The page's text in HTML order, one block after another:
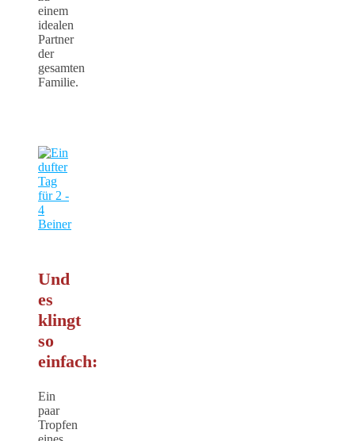
einem
idealen
Partner
der
gesamten
Familie.
Und
es
klingt
so
einfach:
Ein
paar
Tropfen